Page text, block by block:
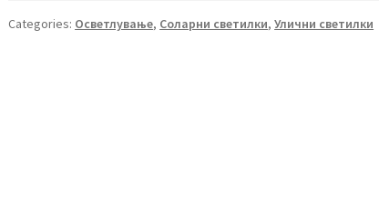
далечински
Categories: Осветлување, Соларни светилки,Улични светилки